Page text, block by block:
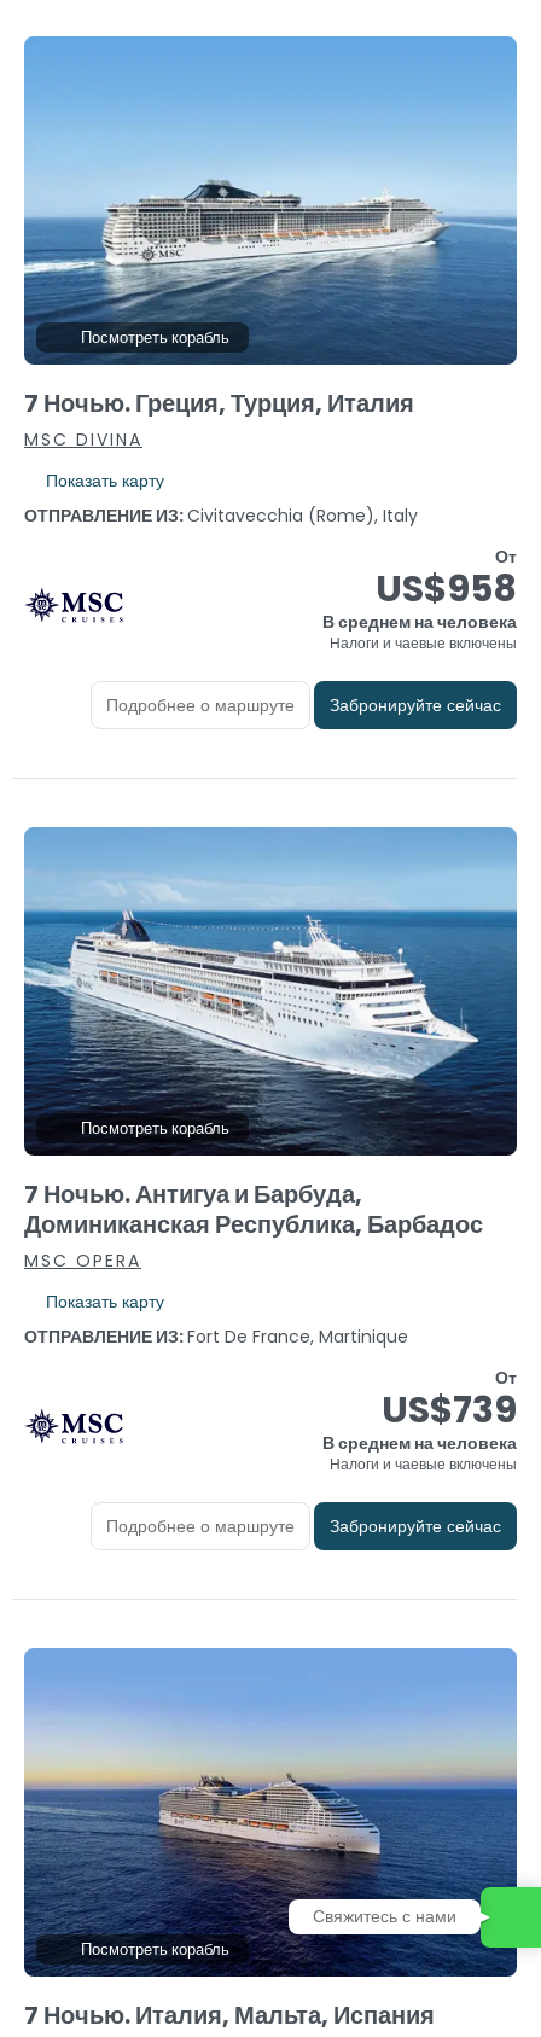
Посмотреть корабль
7 Ночью. Греция, Турция, Италия
MSC DIVINA
Показать карту
ОТПРАВЛЕНИЕ ИЗ:Civitavecchia (Rome), Italy
От
US$958
В среднем на человека
Налоги и чаевые включены
Подробнее о маршруте Забронируйте сейчас
Посмотреть корабль
7 Ночью. Антигуа и Барбуда,
Доминиканская Республика, Барбадос
MSC OPERA
Показать карту
ОТПРАВЛЕНИЕ ИЗ:Fort De France, Martinique
От
US$739
В среднем на человека
Налоги и чаевые включены
Подробнее о маршруте Забронируйте сейчас
Посмотреть корабль
7 Ночью. Италия, Мальта, Испания
Свяжитесь с нами